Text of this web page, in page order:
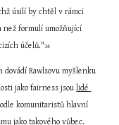
úsilí by chtěl v rámci
než formulí umožňující
účelů."34
Rawlsovu myšlenku
jako fairness jsou lidé
komunitaristů hlavní
jako takového vůbec.